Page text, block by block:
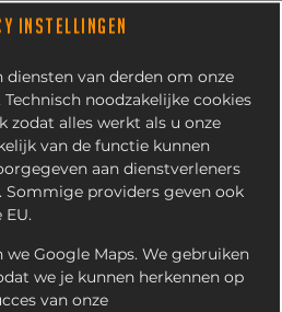
INSTELLINGEN
diensten van derden om onze
noodzakelijke cookies
zodat alles werkt als u onze
van de functie kunnen
aan dienstverleners
Sommige providers geven ook
we Google Maps. We gebruiken
we je kunnen herkennen op
van onze
ORANGE